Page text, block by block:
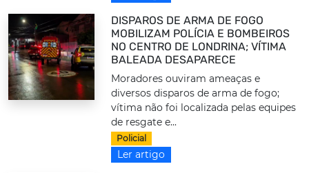
DISPAROS DE ARMA DE FOGO
MOBILIZAM POLÍCIA E BOMBEIROS
NO CENTRO DE LONDRINA; VÍTIMA
BALEADA DESAPARECE
Moradores ouviram ameaças e
diversos disparos de arma de fogo;
vítima não foi localizada pelas equipes
de resgate e...
Policial
Ler artigo